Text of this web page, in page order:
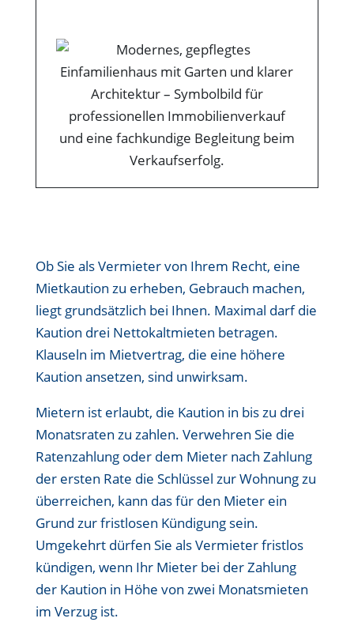
Ob Sie als Vermieter von Ihrem Recht, eine
Mietkaution zu erheben, Gebrauch machen,
liegt grundsätzlich bei Ihnen. Maximal darf die
Kaution drei Nettokaltmieten betragen.
Klauseln im Mietvertrag, die eine höhere
Kaution ansetzen, sind unwirksam.
Mietern ist erlaubt, die Kaution in bis zu drei
Monatsraten zu zahlen. Verwehren Sie die
Ratenzahlung oder dem Mieter nach Zahlung
der ersten Rate die Schlüssel zur Wohnung zu
überreichen, kann das für den Mieter ein
Grund zur fristlosen Kündigung sein.
Umgekehrt dürfen Sie als Vermieter fristlos
kündigen, wenn Ihr Mieter bei der Zahlung
der Kaution in Höhe von zwei Monatsmieten
im Verzug ist.